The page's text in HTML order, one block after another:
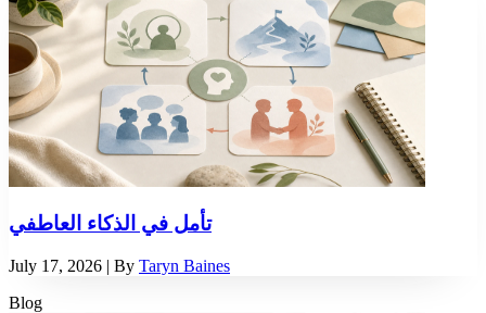
تأمل في الذكاء العاطفي
July 17, 2026 | By Taryn Baines
Blog